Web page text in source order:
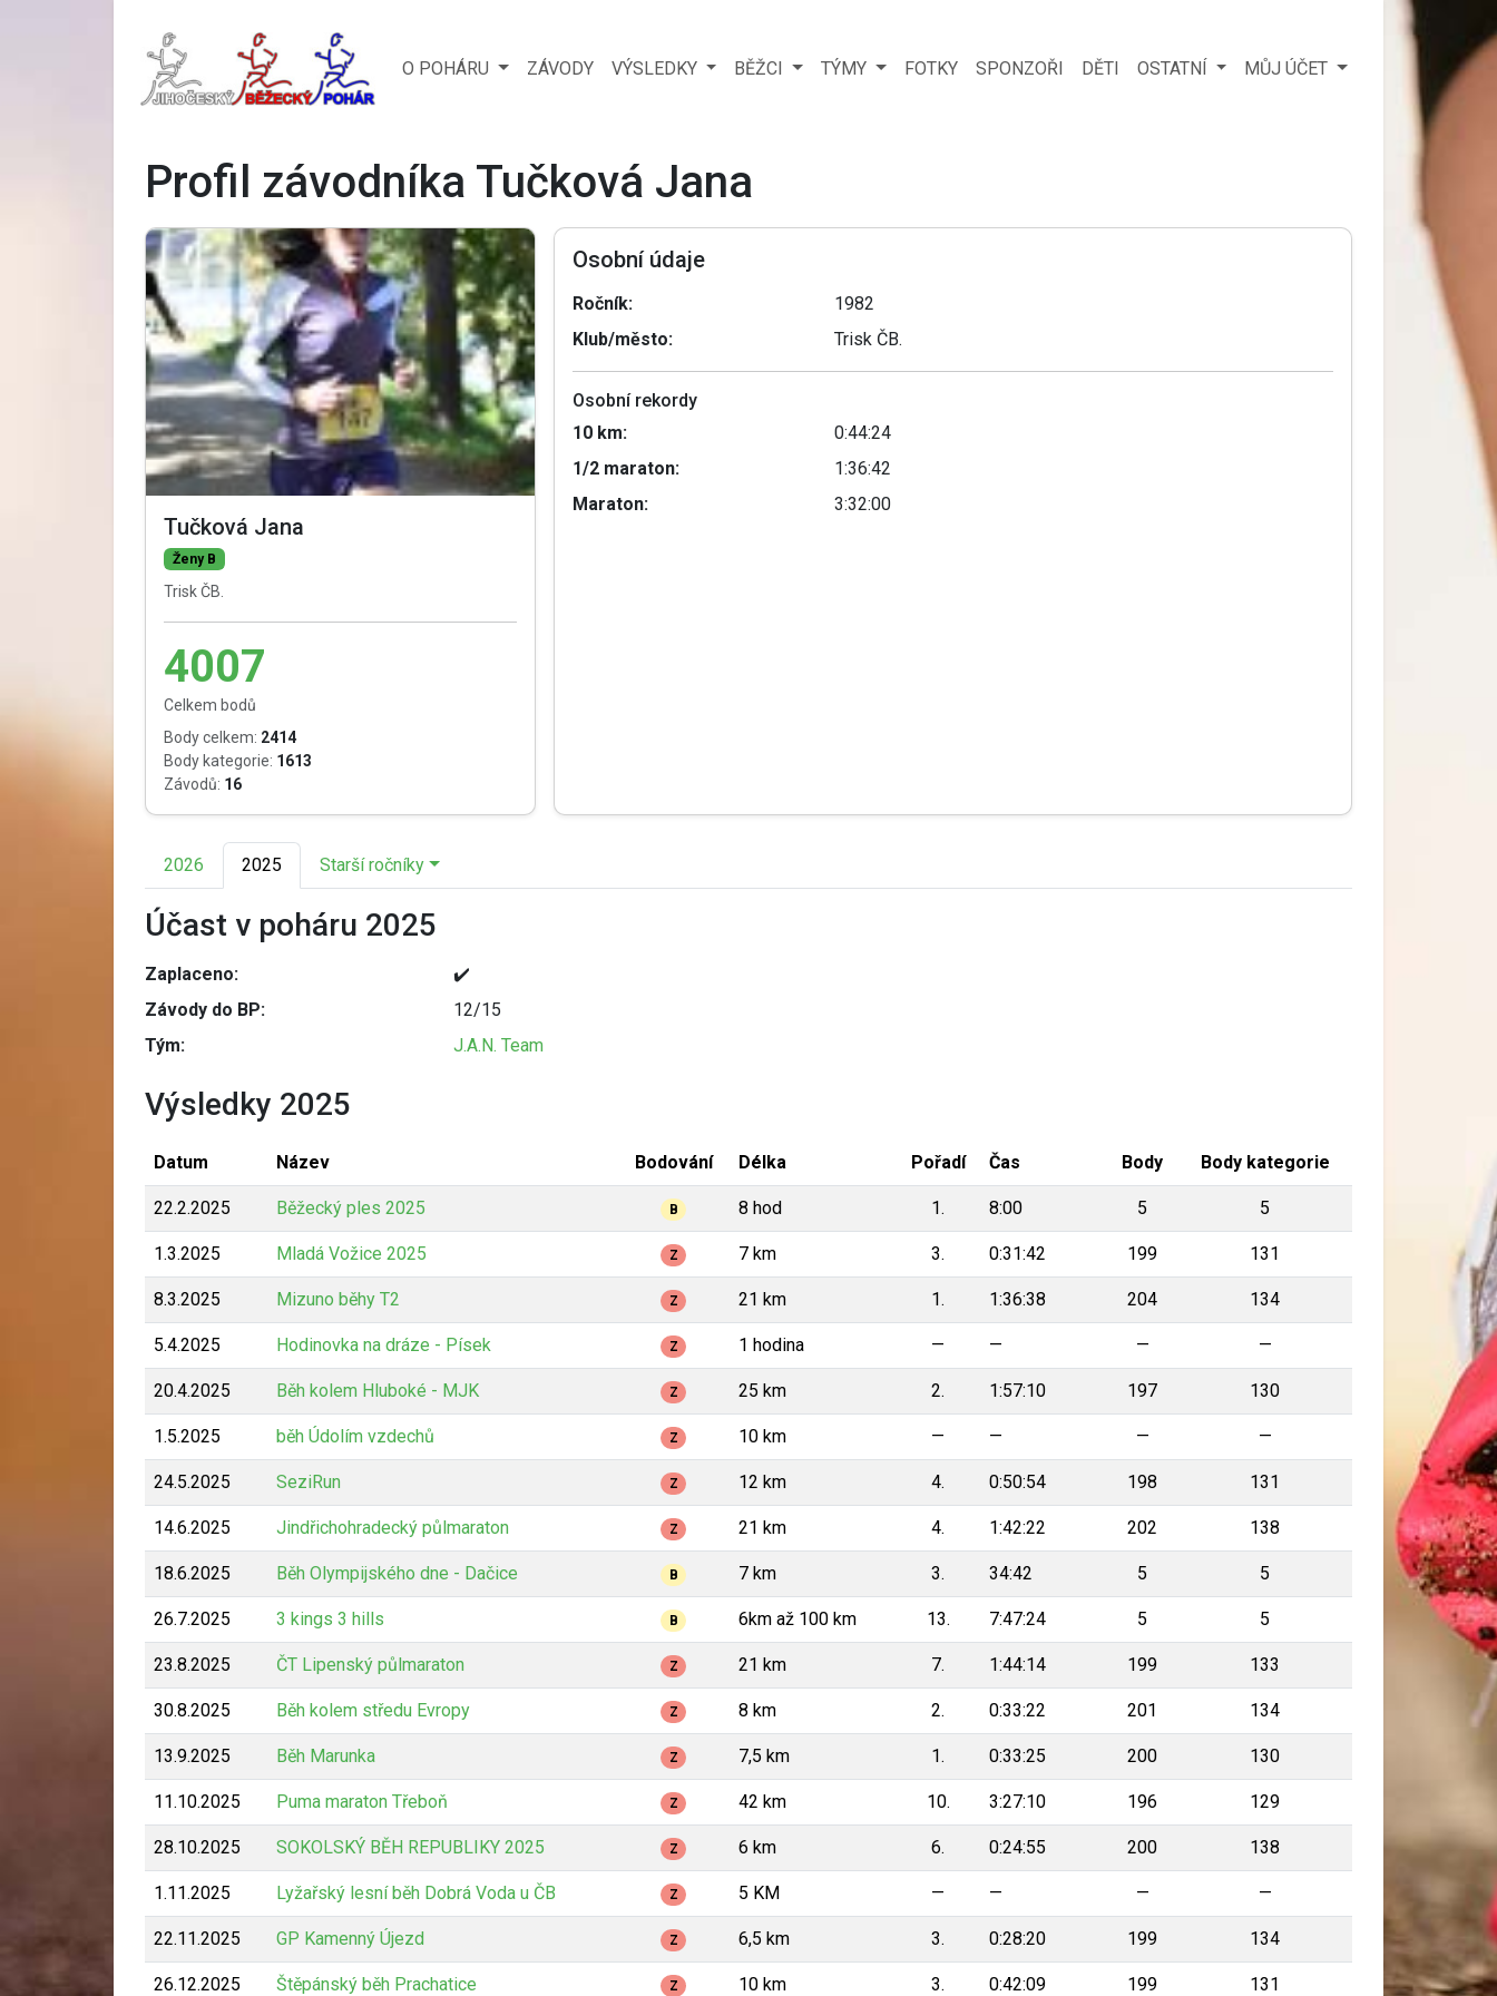
O POHÁRU ZÁVODY VÝSLEDKY BĚŽCI TÝMY FOTKY SPONZOŘI DĚTI OSTATNÍ MŮJ ÚČET
Profil závodníka Tučková Jana
Tučková Jana
Ženy B
Trisk ČB.
4007
Celkem bodů
Body celkem: 2414
Body kategorie: 1613
Závodů: 16
Osobní údaje
Ročník:
1982
Klub/město:
Trisk ČB.
Osobní rekordy
10 km:
0:44:24
1/2 maraton:
1:36:42
Maraton:
3:32:00
2026 2025 Starší ročníky
Účast v poháru 2025
Zaplaceno:
✔️
Závody do BP:
12/15
Tým:
J.A.N. Team
Výsledky 2025
Datum Název Bodování Délka Pořadí Čas Body Body kategorie
22.2.2025 Běžecký ples 2025 B 8 hod 1. 8:00 5 5
1.3.2025 Mladá Vožice 2025 Z 7 km 3. 0:31:42 199 131
8.3.2025 Mizuno běhy T2 Z 21 km 1. 1:36:38 204 134
5.4.2025 Hodinovka na dráze - Písek Z 1 hodina — — — —
20.4.2025 Běh kolem Hluboké - MJK Z 25 km 2. 1:57:10 197 130
1.5.2025 běh Údolím vzdechů Z 10 km — — — —
24.5.2025 SeziRun Z 12 km 4. 0:50:54 198 131
14.6.2025 Jindřichohradecký půlmaraton Z 21 km 4. 1:42:22 202 138
18.6.2025 Běh Olympijského dne - Dačice B 7 km 3. 34:42 5 5
26.7.2025 3 kings 3 hills B 6km až 100 km 13. 7:47:24 5 5
23.8.2025 ČT Lipenský půlmaraton Z 21 km 7. 1:44:14 199 133
30.8.2025 Běh kolem středu Evropy Z 8 km 2. 0:33:22 201 134
13.9.2025 Běh Marunka Z 7,5 km 1. 0:33:25 200 130
11.10.2025 Puma maraton Třeboň Z 42 km 10. 3:27:10 196 129
28.10.2025 SOKOLSKÝ BĚH REPUBLIKY 2025 Z 6 km 6. 0:24:55 200 138
1.11.2025 Lyžařský lesní běh Dobrá Voda u ČB Z 5 KM — — — —
22.11.2025 GP Kamenný Újezd Z 6,5 km 3. 0:28:20 199 134
26.12.2025 Štěpánský běh Prachatice Z 10 km 3. 0:42:09 199 131